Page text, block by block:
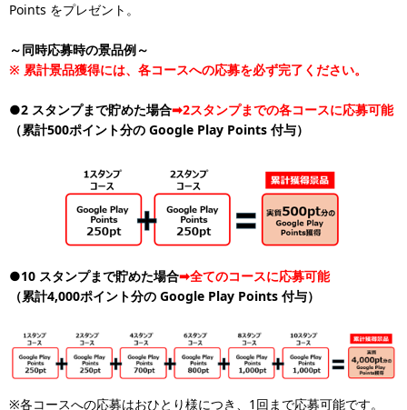
Points をプレゼント。
～同時応募時の景品例～
※ 累計景品獲得には、各コースへの応募を必ず完了ください。
●2 スタンプまで貯めた場合➡2スタンプまでの各コースに応募可能
（累計500ポイント分の Google Play Points 付与）
●10 スタンプまで貯めた場合➡全てのコースに応募可能
（累計4,000ポイント分の Google Play Points 付与）
※各コースへの応募はおひとり様につき、1回まで応募可能です。